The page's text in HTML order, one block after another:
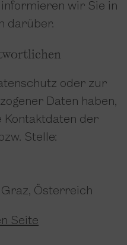
wir Sie in
darüber.
oder zur
Daten haben,
Kontaktdaten der
Stelle:
Österreich
Seite